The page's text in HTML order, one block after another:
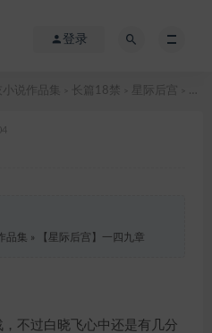
登录
说作品集 长篇18禁 星际后宫
品集 » 【星际后宫】一四九章
不过白晓飞心中还是有几分